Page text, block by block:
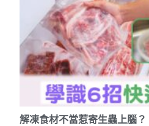
解凍食材不當惹寄生蟲上腦